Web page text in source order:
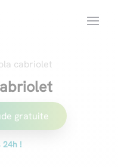
cabriolet
gratuite
24h !